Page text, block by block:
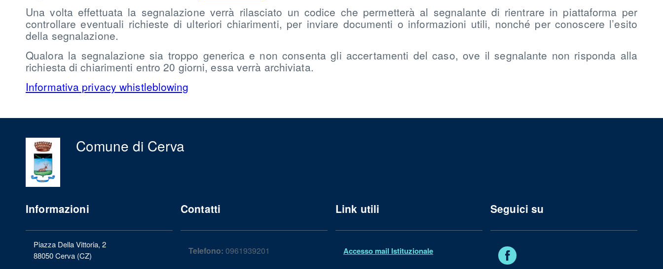
Una volta effettuata la segnalazione verrà rilasciato un codice che permetterà al segnalante di rientrare in piattaforma per
controllare eventuali richieste di ulteriori chiarimenti, per inviare documenti o informazioni utili, nonché per conoscere l’esito
della segnalazione.
Qualora la segnalazione sia troppo generica e non consenta gli accertamenti del caso, ove il segnalante non risponda alla
richiesta di chiarimenti entro 20 giorni, essa verrà archiviata.
Informativa privacy whistleblowing
Comune di Cerva
Informazioni
Piazza Della Vittoria, 2
88050 Cerva (CZ)
Contatti
Telefono: 0961939201
Link utili
Accesso mail Istituzionale
Seguici su